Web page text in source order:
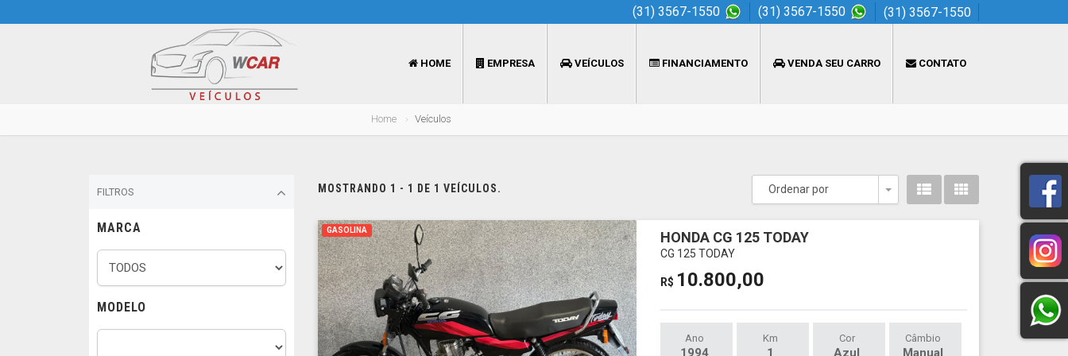
(31) 3567-1550 (31) 3567-1550 (31) 3567-1550
HOME EMPRESA VEÍCULOS FINANCIAMENTO VENDA SEU CARRO CONTATO
Home Veículos
FILTROS
MARCA
MODELO
MOSTRANDO 1 - 1 DE 1 VEÍCULOS. Ordenar por
Toggle Dropdown
GASOLINA HONDA CG 125 TODAY
CG 125 TODAY
R$ 10.800,00
Ano
1994
Km
1
Cor
Azul
Câmbio
Manual